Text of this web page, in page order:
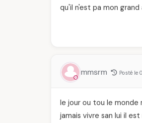
qu'il n'est pa mon grand
mmsrm Posté le
le jour ou tou le monde
jamais vivre san lui il